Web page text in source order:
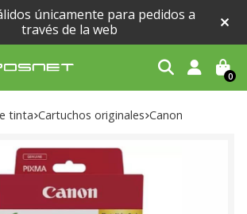
únicamente para pedidos a
través de la web
Buscar 0
tinta cartuchos originales canon